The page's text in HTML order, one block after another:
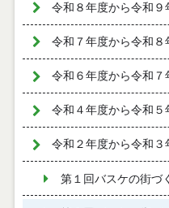
令和８年度から令和９
令和７年度から令和８
令和６年度から令和７
令和４年度から令和５
令和２年度から令和３
第１回バスケの街づ